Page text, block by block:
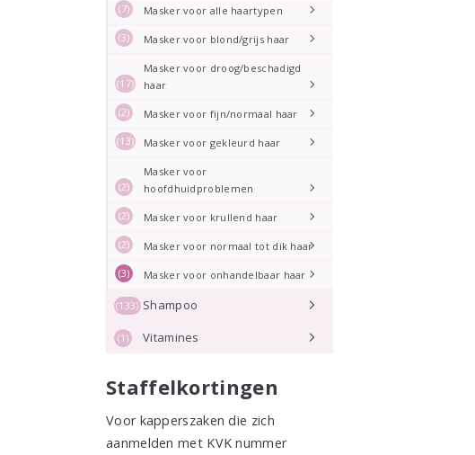
Masker voor alle haartypen
(7)
Masker voor blond/grijs haar
(3)
Masker voor droog/beschadigd
haar
(17)
Masker voor fijn/normaal haar
(2)
Masker voor gekleurd haar
(13)
Masker voor
hoofdhuidproblemen
(2)
Masker voor krullend haar
(2)
Masker voor normaal tot dik haar
(2)
Masker voor onhandelbaar haar
(3)
Shampoo
(133)
Vitamines
(1)
Staffelkortingen
Voor kapperszaken die zich
aanmelden met KVK nummer